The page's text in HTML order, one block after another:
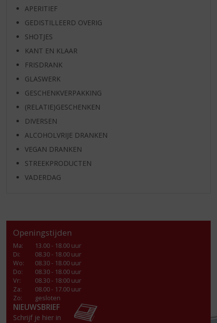
APERITIEF
GEDISTILLEERD OVERIG
SHOTJES
KANT EN KLAAR
FRISDRANK
GLASWERK
GESCHENKVERPAKKING
(RELATIE)GESCHENKEN
DIVERSEN
ALCOHOLVRIJE DRANKEN
VEGAN DRANKEN
STREEKPRODUCTEN
VADERDAG
Openingstijden
Ma:
13.00 - 18.00 uur
Di:
08.30 - 18.00 uur
Wo:
08.30 - 18.00 uur
Do:
08.30 - 18.00 uur
Vr:
08.30 - 18:00 uur
Za:
08.00 - 17.00 uur
Zo:
gesloten
NIEUWSBRIEF
Schrijf je hier in